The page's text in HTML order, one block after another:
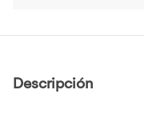
Descripción